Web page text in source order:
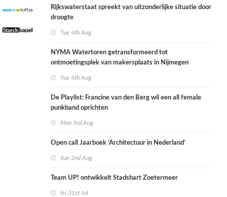
Rijkswaterstaat spreekt van uitzonderlijke situatie door
droogte
Tue 4th Aug
NYMA Watertoren getransformeerd tot
ontmoetingsplek van makersplaats in Nijmegen
Tue 4th Aug
De Playlist: Francine van den Berg wil een all female
punkband oprichten
Mon 3rd Aug
Open call Jaarboek ‘Architectuur in Nederland’
Sun 2nd Aug
Team UP! ontwikkelt Stadshart Zoetermeer
Fri 31st Jul